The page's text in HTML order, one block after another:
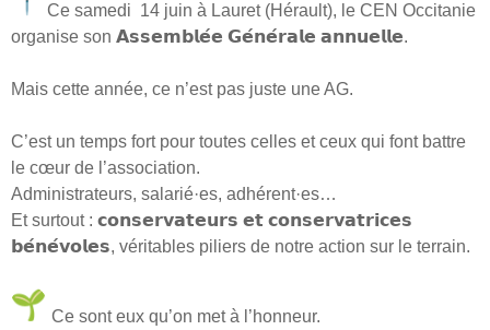
Ce samedi 14 juin à Lauret (Hérault), le CEN Occitanie
organise son 𝗔𝘀𝘀𝗲𝗺𝗯𝗹𝗲́𝗲 𝗚𝗲́𝗻𝗲́𝗿𝗮𝗹𝗲 𝗮𝗻𝗻𝘂𝗲𝗹𝗹𝗲.
Mais cette année, ce n’est pas juste une AG.
C’est un temps fort pour toutes celles et ceux qui font battre
le cœur de l’association.
Administrateurs, salarié·es, adhérent·es…
Et surtout : 𝗰𝗼𝗻𝘀𝗲𝗿𝘃𝗮𝘁𝗲𝘂𝗿𝘀 𝗲𝘁 𝗰𝗼𝗻𝘀𝗲𝗿𝘃𝗮𝘁𝗿𝗶𝗰𝗲𝘀
𝗯𝗲́𝗻𝗲́𝘃𝗼𝗹𝗲𝘀, véritables piliers de notre action sur le terrain.
Ce sont eux qu’on met à l’honneur.